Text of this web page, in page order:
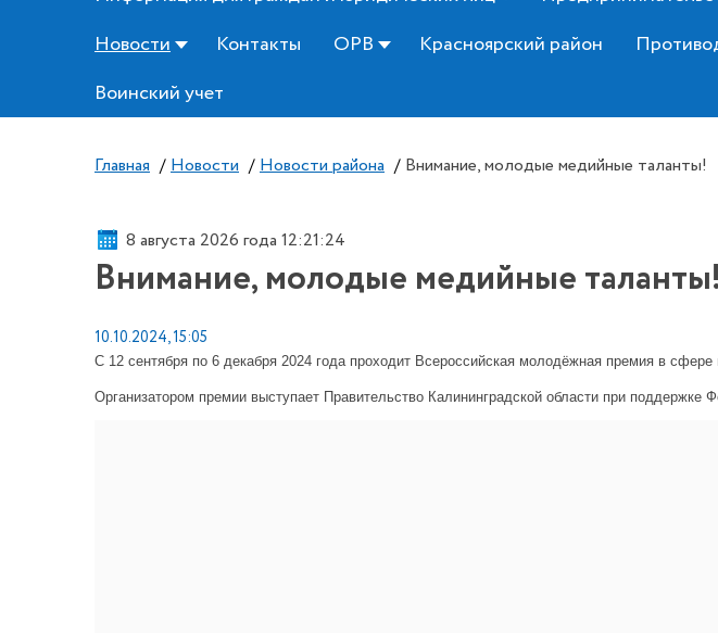
Новости
Контакты ОРВ Красноярский район
Воинский учет
Главная / Новости / Новости района / Внимание, молодые медийные таланты!
8 августа 2026 года 12:21:25
Внимание, молодые медийные таланты!
10.10.2024, 15:05
С 12 сентября по 6 декабря 2024 года проходит Всероссийская молодёжная премия в
Организатором премии выступает Правительство Калининградской области при